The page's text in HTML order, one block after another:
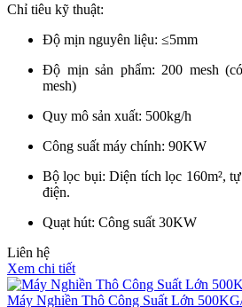
Chỉ tiêu kỹ thuật:
Độ mịn nguyên liệu: ≤5mm
Độ mịn sản phẩm: 200 mesh
mesh)
Quy mô sản xuất: 500kg/h
Công suất máy chính: 90KW
Bộ lọc bụi: Diện tích lọc 160m²,
điện.
Quạt hút: Công suất 30KW
Liên hệ
Xem chi tiết
Máy Nghiền Thô Công Suất Lớn